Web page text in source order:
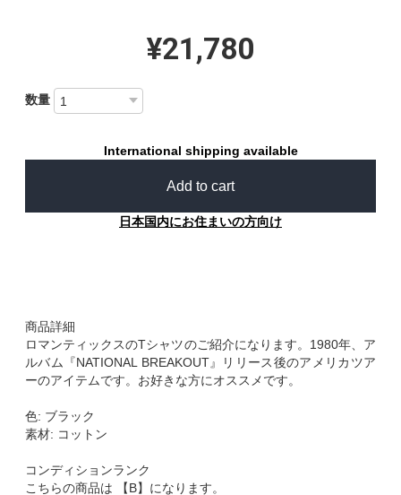
¥21,780
数量
International shipping available
Add to cart
日本国内にお住まいの方向け
商品詳細
ロマンティックスのTシャツのご紹介になります。1980年、ア
ルバム『NATIONAL BREAKOUT』リリース後のアメリカツア
ーのアイテムです。お好きな方にオススメです。
色: ブラック
素材: コットン
コンディションランク
こちらの商品は 【B】になります。